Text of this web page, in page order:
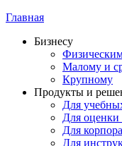
Главная
Бизнесу
Малому и
Крупному
Продукты и
Для
Для оценки
Для
Для